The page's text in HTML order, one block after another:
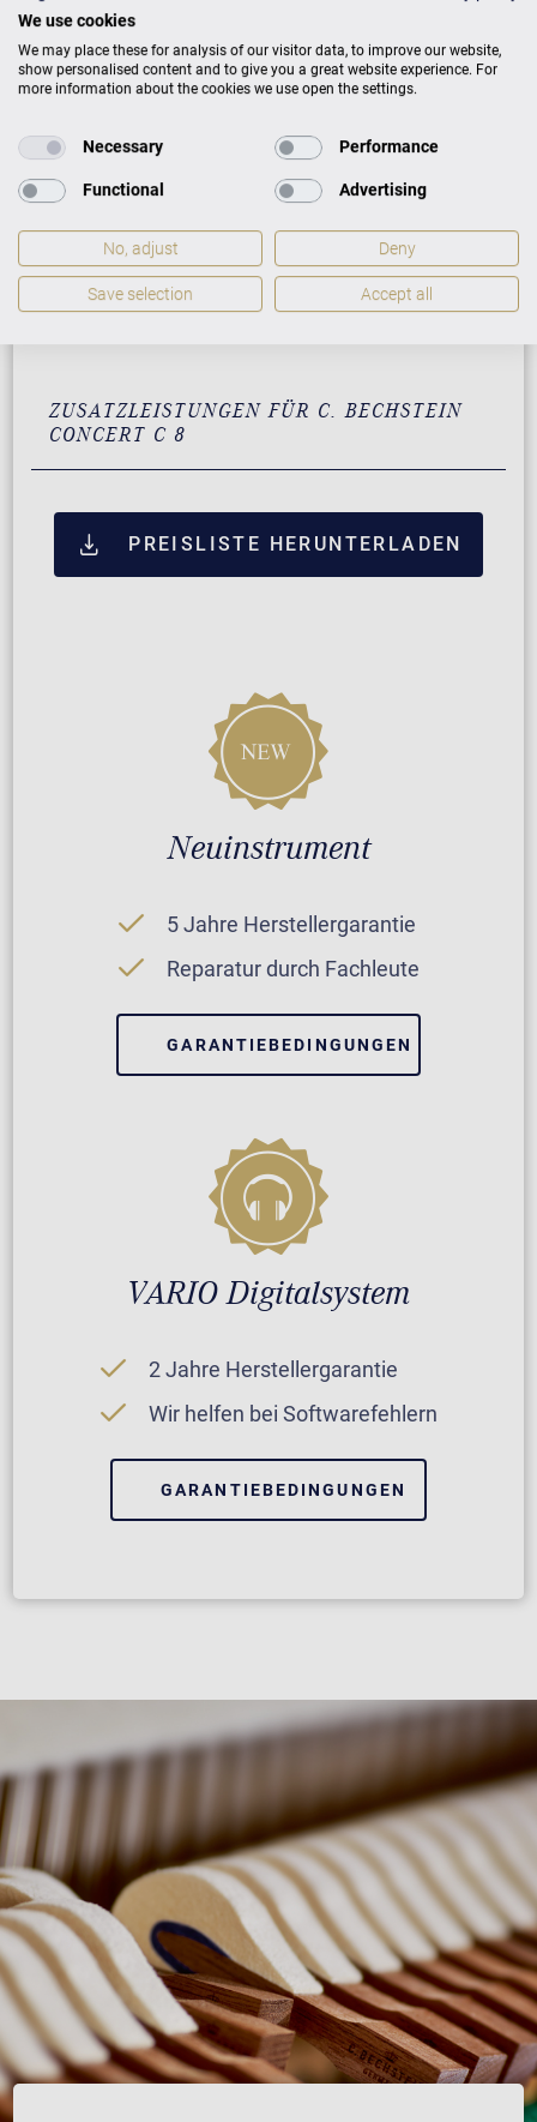
Messing
Pyramidenmahagoni mit
Messing
64.000 €
Amberholz mit Chrom
Walnuss schwarz
satiniert mit Chrom
Weiß Skyline Berlin mit
Chrom
Auf Anfrage
Weiß mit weißem
Auf Anfrage
ZUSATZLEISTUNGEN FÜR C. BECHSTEIN
CONCERT C 8
PREISLISTE HERUNTERLADEN
Neuinstrument
5 Jahre Herstellergarantie
Reparatur durch Fachleute
GARANTIEBEDINGUNGEN
VARIO Digitalsystem
2 Jahre Herstellergarantie
Wir helfen bei Softwarefehlern
GARANTIEBEDINGUNGEN
We use cookies
We may place these for analysis of our visitor data, to improve our website,
show personalised content and to give you a great website experience. For
more information about the cookies we use open the settings.
Necessary Performance
Functional Advertising
No, adjust Deny
Save selection Accept all